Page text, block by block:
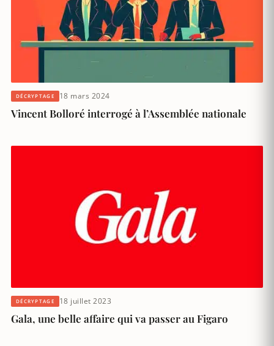
DÉCRYPTAGE 18 mars 2024
Vincent Bolloré interrogé à l’Assemblée nationale
DÉCRYPTAGE 18 juillet 2023
Gala, une belle affaire qui va passer au Figaro